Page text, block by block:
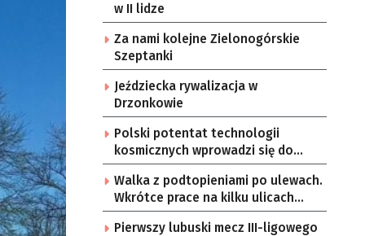
w II lidze
Za nami kolejne Zielonogórskie
Szeptanki
Jeździecka rywalizacja w
Drzonkowie
Polski potentat technologii
kosmicznych wprowadzi się do
Zielonej Góry
Walka z podtopieniami po ulewach.
Wkrótce prace na kilku ulicach
Gorzowa
Pierwszy lubuski mecz III-ligowego